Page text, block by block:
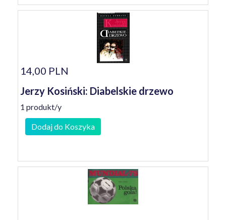
14,00 PLN
Jerzy Kosiński: Diabelskie drzewo
1 produkt/y
Dodaj do Koszyka